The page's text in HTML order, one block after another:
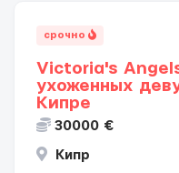
срочно
Victoria's
ухоженных
Кипре
30000 €
Кипр